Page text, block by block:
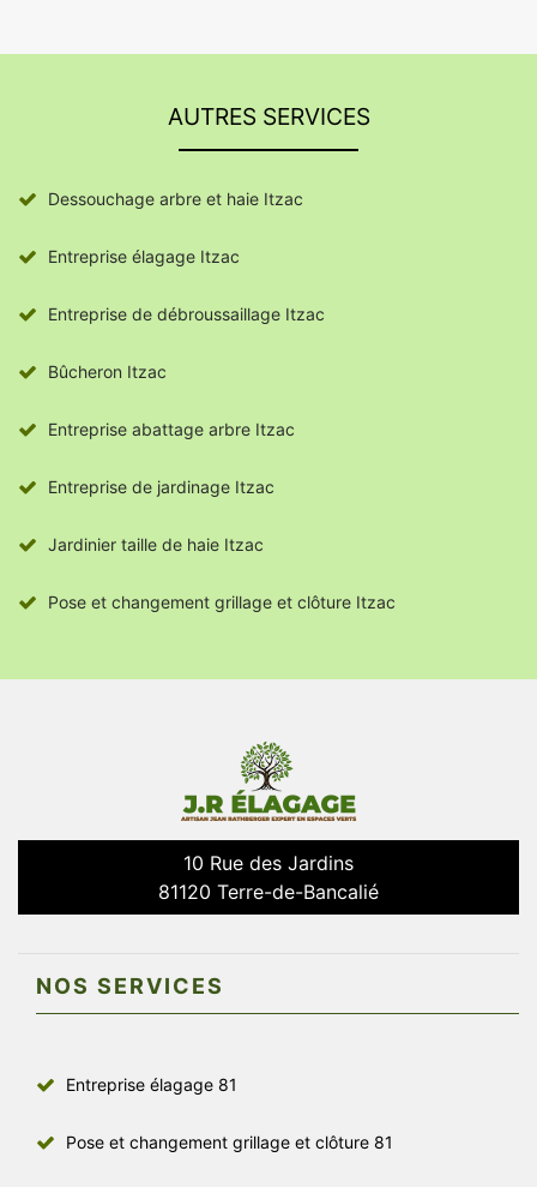
AUTRES SERVICES
Dessouchage arbre et haie Itzac
Entreprise élagage Itzac
Entreprise de débroussaillage Itzac
Bûcheron Itzac
Entreprise abattage arbre Itzac
Entreprise de jardinage Itzac
Jardinier taille de haie Itzac
Pose et changement grillage et clôture Itzac
10 Rue des Jardins
81120 Terre-de-Bancalié
NOS SERVICES
Entreprise élagage 81
Pose et changement grillage et clôture 81